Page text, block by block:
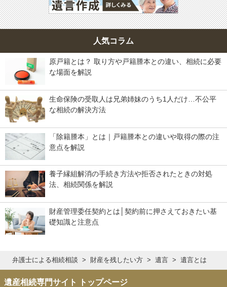
人気コラム
原戸籍とは？ 取り方や戸籍謄本との違い、相続に必要
な場面を解説
生命保険の受取人は兄弟姉妹のうち1人だけ…不公平
な相続の解決方法
「除籍謄本」とは｜戸籍謄本との違いや取得の際の注
意点を解説
養子縁組解消の手続き方法や拒否されたときの対処
法、相続関係を解説
財産管理委任契約とは│契約前に押さえておきたい基
礎知識と注意点
弁護士による相続相談 財産を残したい方 遺言 遺言とは
遺産相続専門サイト トップページ